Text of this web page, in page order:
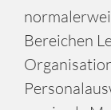
Bereichen